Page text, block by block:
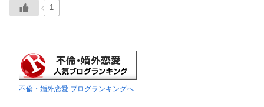
1
不倫・婚外恋愛 ブログランキングへ